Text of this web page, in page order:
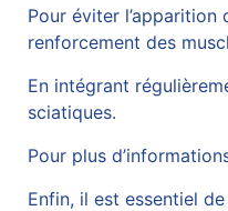
Pour éviter
renforcement des
En intégrant
sciatiques.
Pour plus
Enfin, il est essentiel